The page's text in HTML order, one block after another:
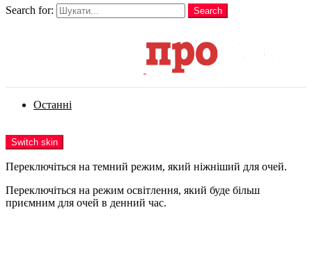
Search for:
Search
Останні
Switch skin
Переключіться на темний режим, який ніжніший для очей.
Переключіться на режим освітлення, який буде більш
приємним для очей в денний час.